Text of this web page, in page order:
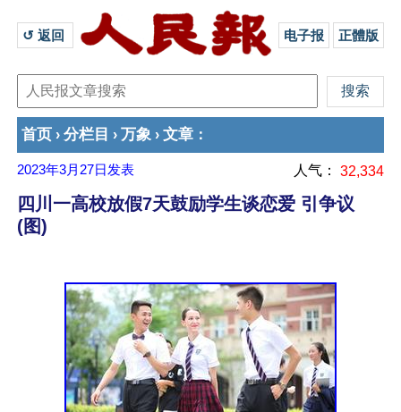
↺ 返回 电子报 正體版
首页 › 分栏目 › 万象 › 文章 ：
2023年3月27日 发表 人气： 32,334
四川一高校放假7天鼓励学生谈恋爱 引争议
(图)